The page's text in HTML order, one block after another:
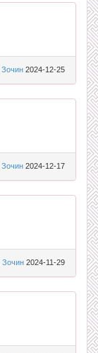
Зочин 2024-12-25
Зочин 2024-12-17
Зочин 2024-11-29